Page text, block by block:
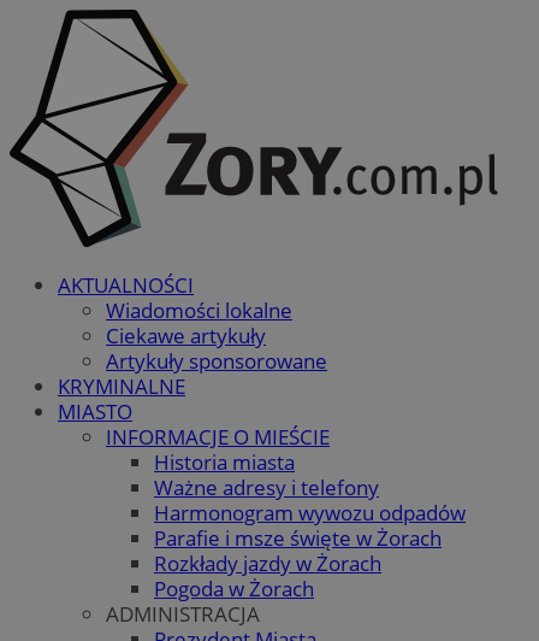
AKTUALNOŚCI
Wiadomości lokalne
Ciekawe artykuły
Artykuły sponsorowane
KRYMINALNE
MIASTO
INFORMACJE O MIEŚCIE
Historia miasta
Ważne adresy i telefony
Harmonogram wywozu odpadów
Parafie i msze święte w Żorach
Rozkłady jazdy w Żorach
Pogoda w Żorach
ADMINISTRACJA